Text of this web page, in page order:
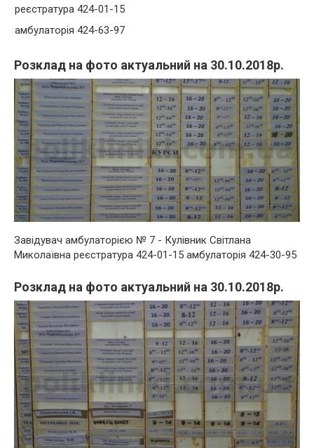
реєстратура 424-01-15
амбулаторія 424-63-97
Розклад на фото актуальний на 30.10.2018р.
Завідувач амбулаторією № 7 - Кулівник Світлана
Миколаївна реєстратура 424-01-15 амбулаторія 424-30-95
Розклад на фото актуальний на 30.10.2018р.